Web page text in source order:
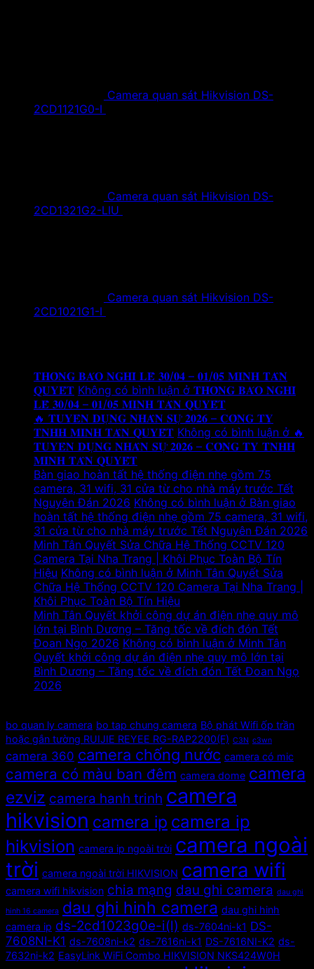
Camera quan sát Hikvision DS-
2CD1121G0-I
Camera quan sát Hikvision DS-
2CD1321G2-LIU
Camera quan sát Hikvision DS-
2CD1021G1-I
𝐓𝐇𝐎̂𝐍𝐆 𝐁𝐀́𝐎 𝐍𝐆𝐇𝐈̉ 𝐋𝐄̂̃ 𝟑𝟎/𝟎𝟒 – 𝟎𝟏/𝟎𝟓 𝐌𝐈𝐍𝐇 𝐓𝐀̂𝐍
𝐐𝐔𝐘𝐄̂́𝐓 Không có bình luận ở 𝐓𝐇𝐎̂𝐍𝐆 𝐁𝐀́𝐎 𝐍𝐆𝐇𝐈̉
𝐋𝐄̂̃ 𝟑𝟎/𝟎𝟒 – 𝟎𝟏/𝟎𝟓 𝐌𝐈𝐍𝐇 𝐓𝐀̂𝐍 𝐐𝐔𝐘𝐄̂́𝐓
🔥 𝐓𝐔𝐘𝐄̂̉𝐍 𝐃𝐔̣𝐍𝐆 𝐍𝐇𝐀̂𝐍 𝐒𝐔̛̣ 𝟐𝟎𝟐𝟔 – 𝐂𝐎̂𝐍𝐆 𝐓𝐘
𝐓𝐍𝐇𝐇 𝐌𝐈𝐍𝐇 𝐓𝐀̂𝐍 𝐐𝐔𝐘𝐄̂́𝐓 Không có bình luận ở 🔥
𝐓𝐔𝐘𝐄̂̉𝐍 𝐃𝐔̣𝐍𝐆 𝐍𝐇𝐀̂𝐍 𝐒𝐔̛̣ 𝟐𝟎𝟐𝟔 – 𝐂𝐎̂𝐍𝐆 𝐓𝐘 𝐓𝐍𝐇𝐇
𝐌𝐈𝐍𝐇 𝐓𝐀̂𝐍 𝐐𝐔𝐘𝐄̂́𝐓
Bàn giao hoàn tất hệ thống điện nhẹ gồm 75
camera, 31 wifi, 31 cửa từ cho nhà máy trước Tết
Nguyên Đán 2026 Không có bình luận ở Bàn giao
hoàn tất hệ thống điện nhẹ gồm 75 camera, 31 wifi,
31 cửa từ cho nhà máy trước Tết Nguyên Đán 2026
Minh Tân Quyết Sửa Chữa Hệ Thống CCTV 120
Camera Tại Nha Trang | Khôi Phục Toàn Bộ Tín
Hiệu Không có bình luận ở Minh Tân Quyết Sửa
Chữa Hệ Thống CCTV 120 Camera Tại Nha Trang |
Khôi Phục Toàn Bộ Tín Hiệu
Minh Tân Quyết khởi công dự án điện nhẹ quy mô
lớn tại Bình Dương – Tăng tốc về đích đón Tết
Đoan Ngọ 2026 Không có bình luận ở Minh Tân
Quyết khởi công dự án điện nhẹ quy mô lớn tại
Bình Dương – Tăng tốc về đích đón Tết Đoan Ngọ
2026
bo quan ly camera bo tap chung camera Bộ phát Wifi ốp trần
hoặc gắn tường RUIJIE REYEE RG-RAP2200(F) C3N c3wn
camera 360 camera chống nước camera có mic
camera có màu ban đêm camera dome camera
ezviz camera hanh trinh camera
hikvision camera ip camera ip
hikvision camera ip ngoài trời camera ngoài
trời camera ngoài trời HIKVISION camera wifi
camera wifi hikvision chia mạng dau ghi camera dau ghi
hinh 16 camera dau ghi hinh camera dau ghi hinh
camera ip ds-2cd1023g0e-i(l) ds-7604ni-k1 DS-
7608NI-K1 ds-7608ni-k2 ds-7616ni-k1 DS-7616NI-K2 ds-
7632ni-k2 EasyLink WiFi Combo HIKVISION NKS424W0H